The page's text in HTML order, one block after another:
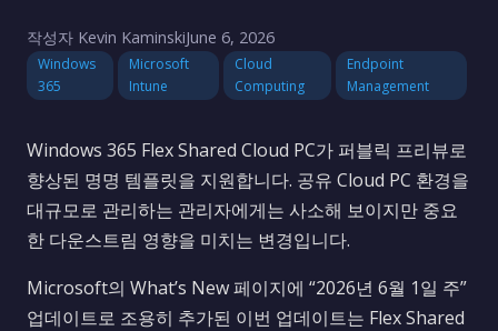
작성자 Kevin KaminskiJune 6, 2026
Windows
365
Microsoft
Intune
Cloud
Computing
Endpoint
Management
Windows 365 Flex Shared Cloud PC가 퍼블릭 프리뷰로
향상된 명명 템플릿을 지원합니다. 공유 Cloud PC 환경을
대규모로 관리하는 관리자에게는 사소해 보이지만 중요
한 다운스트림 영향을 미치는 변경입니다.
Microsoft의 What’s New 페이지에 “2026년 6월 1일 주”
업데이트로 조용히 추가된 이번 업데이트는 Flex Shared